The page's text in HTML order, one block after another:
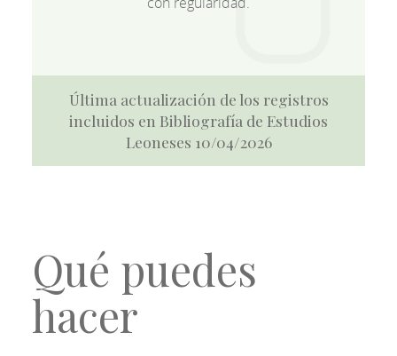
Última actualización de los registros
incluidos en Bibliografía de Estudios
Leoneses 10/04/2026
Qué puedes
hacer